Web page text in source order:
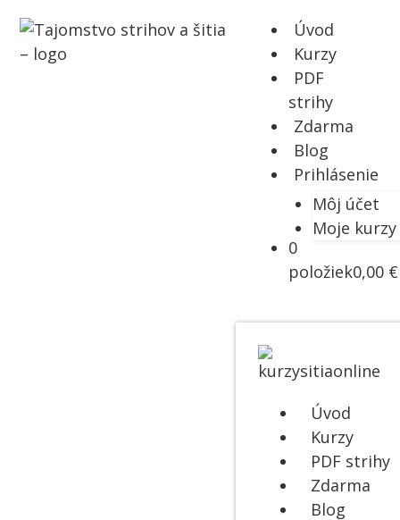
Úvod
Kurzy
PDF
strihy
Zdarma
Blog
Prihlásenie
Môj účet
Moje kurzy
0
položiek0,00 €
Úvod
Kurzy
PDF strihy
Zdarma
Blog